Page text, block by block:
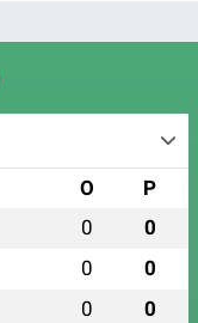
O P
0 0
0 0
0 0